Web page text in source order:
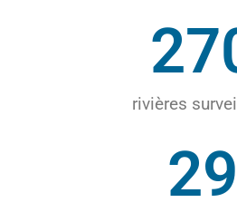
rivières
29